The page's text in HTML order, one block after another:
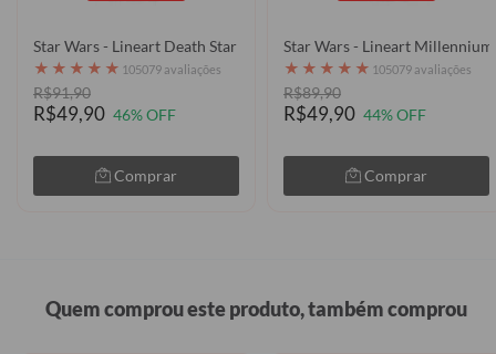
Star Wars - Lineart Death Star
★ ★ ★ ★ ★ 105079 avaliações
R$91,90
R$49,90 46% OFF
Comprar
Star Wars - Lineart
★ ★ ★ ★ ★ 105079 avaliações
R$89,90
R$49,90 44% OFF
Comprar
Quem comprou este produto, também comprou